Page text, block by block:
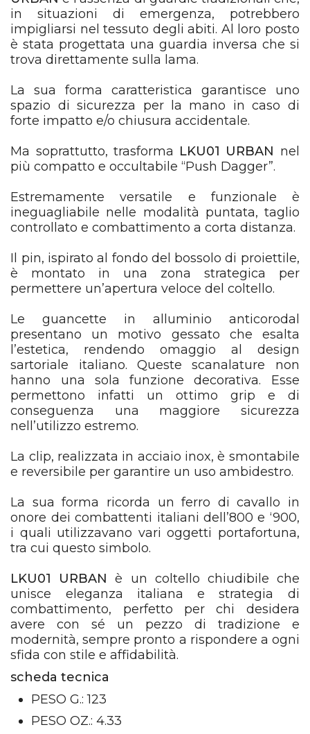
in situazioni di emergenza, potrebbero
impigliarsi nel tessuto degli abiti. Al loro posto
è stata progettata una guardia inversa che si
trova direttamente sulla lama.
La sua forma caratteristica garantisce uno
spazio di sicurezza per la mano in caso di
forte impatto e/o chiusura accidentale.
Ma soprattutto, trasforma LKU01 URBAN nel
più compatto e occultabile “Push Dagger”.
Estremamente versatile e funzionale è
ineguagliabile nelle modalità puntata, taglio
controllato e combattimento a corta distanza.
Il pin, ispirato al fondo del bossolo di proiettile,
è montato in una zona strategica per
permettere un’apertura veloce del coltello.
Le guancette in alluminio anticorodal
presentano un motivo gessato che esalta
l’estetica, rendendo omaggio al design
sartoriale italiano. Queste scanalature non
hanno una sola funzione decorativa. Esse
permettono infatti un ottimo grip e di
conseguenza una maggiore sicurezza
nell’utilizzo estremo.
La clip, realizzata in acciaio inox, è smontabile
e reversibile per garantire un uso ambidestro.
La sua forma ricorda un ferro di cavallo in
onore dei combattenti italiani dell’800 e ‘900,
i quali utilizzavano vari oggetti portafortuna,
tra cui questo simbolo.
LKU01 URBANè un coltello chiudibile che
unisce eleganza italiana e strategia di
combattimento, perfetto per chi desidera
avere con sé un pezzo di tradizione e
modernità, sempre pronto a rispondere a ogni
sfida con stile e affidabilità.
scheda tecnica
PESO G.: 123
PESO OZ.: 4.33